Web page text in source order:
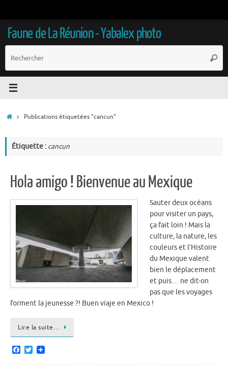
contenu
Faune de La Réunion - Yabalex photo
:
AccueilPublications étiquetées "cancun"
Étiquette : cancun
Hola amigo ! Bienvenue au Mexique
Sauter deux océans
pour visiter un pays,
ça fait loin ! Mais la
culture, la nature, les
couleurs et l’Histoire
du Mexique valent
bien le déplacement
et puis… ne dit-on
pas que les voyages
forment la jeunesse ?! Buen viaje en Mexico !
Lire la suite…
F
T